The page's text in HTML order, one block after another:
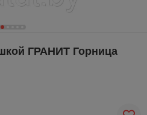
ГРАНИТ Горница